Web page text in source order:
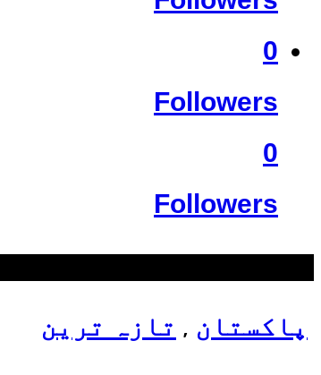
0
Followers
0
Followers
پاکستان , تازہ ترین